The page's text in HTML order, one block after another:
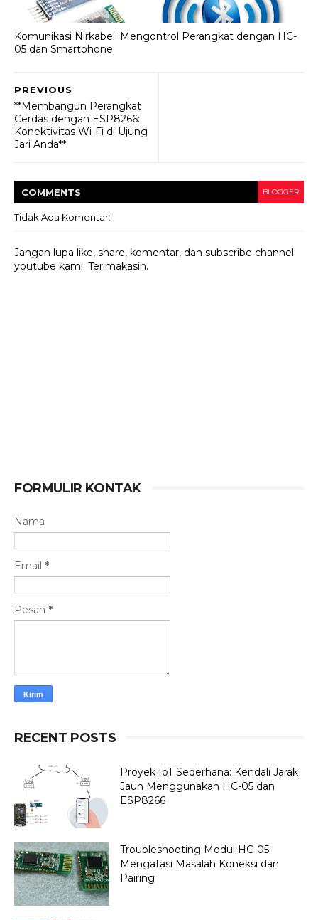
Komunikasi Nirkabel: Mengontrol Perangkat dengan HC-
05 dan Smartphone
PREVIOUS
**Membangun Perangkat
Cerdas dengan ESP8266:
Konektivitas Wi-Fi di Ujung
Jari Anda**
COMMENTS BLOGGER
Tidak Ada Komentar:
Jangan lupa like, share, komentar, dan subscribe channel
youtube kami. Terimakasih.
FORMULIR KONTAK
Nama
Email *
Pesan *
RECENT POSTS
Proyek IoT Sederhana: Kendali Jarak
Jauh Menggunakan HC-05 dan
ESP8266
Troubleshooting Modul HC-05:
Mengatasi Masalah Koneksi dan
Pairing